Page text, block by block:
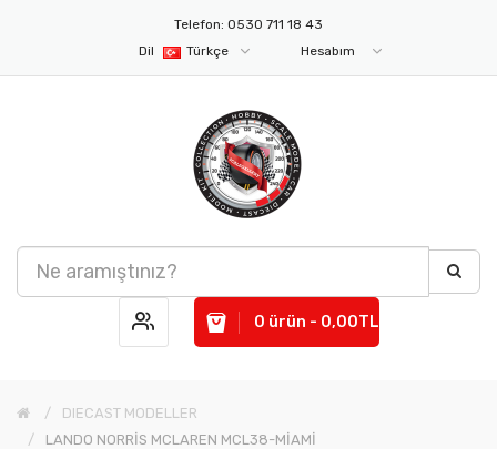
Telefon: 0530 711 18 43
Dil
Türkçe Hesabım
0 ürün - 0,00TL
DIECAST MODELLER
LANDO NORRİS MCLAREN MCL38-MİAMİ